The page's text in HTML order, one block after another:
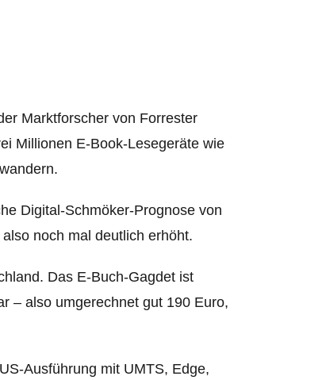
Marktforscher von Forrester
Millionen E-Book-Lesegeräte wie
Digital-Schmöker-Prognose von
noch mal deutlich erhöht.
Das E-Buch-Gagdet ist
– also umgerechnet gut 190 Euro,
Ausführung mit UMTS, Edge,